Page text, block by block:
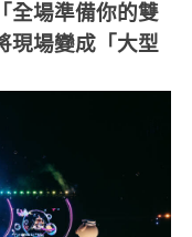
全場準備你的雙
現場變成「大型